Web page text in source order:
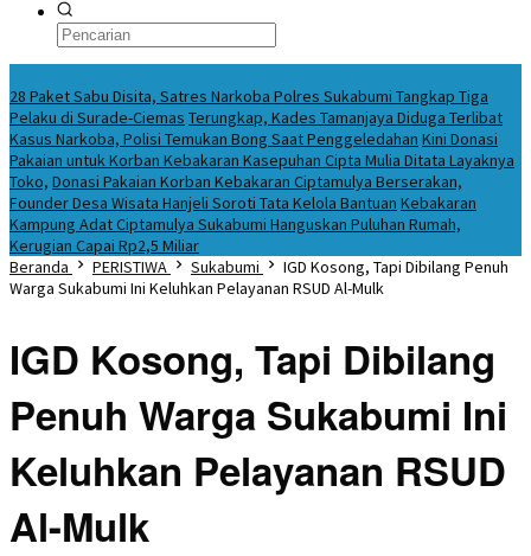
28 Paket Sabu Disita, Satres Narkoba Polres Sukabumi Tangkap Tiga
Pelaku di Surade-Ciemas Terungkap, Kades Tamanjaya Diduga Terlibat
Kasus Narkoba, Polisi Temukan Bong Saat Penggeledahan Kini Donasi
Pakaian untuk Korban Kebakaran Kasepuhan Cipta Mulia Ditata Layaknya
Toko, Donasi Pakaian Korban Kebakaran Ciptamulya Berserakan,
Founder Desa Wisata Hanjeli Soroti Tata Kelola Bantuan Kebakaran
Kampung Adat Ciptamulya Sukabumi Hanguskan Puluhan Rumah,
Kerugian Capai Rp2,5 Miliar
Beranda
PERISTIWA Sukabumi
IGD Kosong, Tapi Dibilang Penuh
Warga Sukabumi Ini Keluhkan Pelayanan RSUD Al-Mulk
IGD Kosong, Tapi Dibilang
Penuh Warga Sukabumi Ini
Keluhkan Pelayanan RSUD
Al-Mulk